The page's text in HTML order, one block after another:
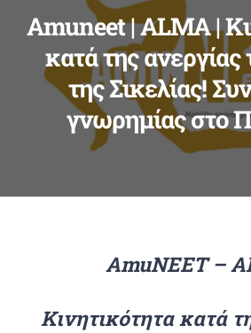
Amuneet | ALMA |
κατά της
της Σικελίας!
γνωρημίας στο
AmuNEET –
Κινητικότητα κατά